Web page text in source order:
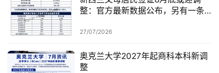
整：官方最新数据公布，另有一条
27/07/2026
奥克兰大学2027年起商科本科新调
整